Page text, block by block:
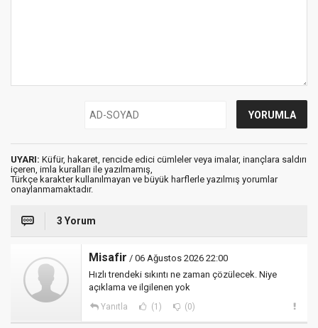
UYARI: Küfür, hakaret, rencide edici cümleler veya imalar, inançlara saldırı
içeren, imla kuralları ile yazılmamış,
Türkçe karakter kullanılmayan ve büyük harflerle yazılmış yorumlar
onaylanmamaktadır.
3 Yorum
Misafir / 06 Ağustos 2026 22:00
Hızlı trendeki sıkıntı ne zaman çözülecek. Niye
açıklama ve ilgilenen yok
Yanıtla (1) (0)